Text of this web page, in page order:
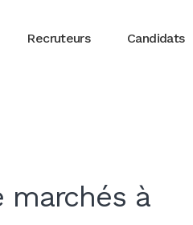
Recruteurs Candidats
marchés à